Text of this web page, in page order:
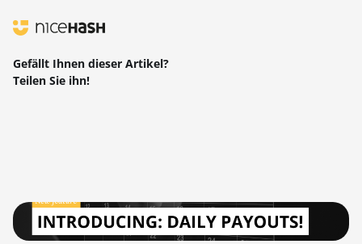
Gefällt Ihnen dieser Artikel?
Teilen Sie ihn!